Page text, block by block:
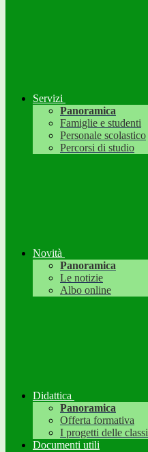
Servizi
Panoramica
Famiglie e studenti
Personale scolastico
Percorsi di studio
Novità
Panoramica
Le notizie
Albo online
Didattica
Panoramica
Offerta formativa
I progetti delle classi
Documenti utili